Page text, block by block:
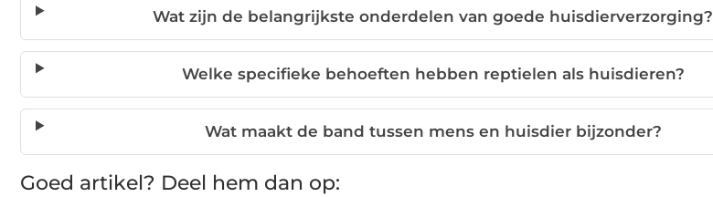
Wat zijn de belangrijkste onderdelen van goede huisdierverzorging?
Welke specifieke behoeften hebben reptielen als huisdieren?
Wat maakt de band tussen mens en huisdier bijzonder?
Goed artikel? Deel hem dan op: